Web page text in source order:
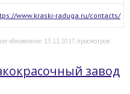
www.kraski-raduga.ru/contacts/
обновление: 13.11.2017, просмотров
завод